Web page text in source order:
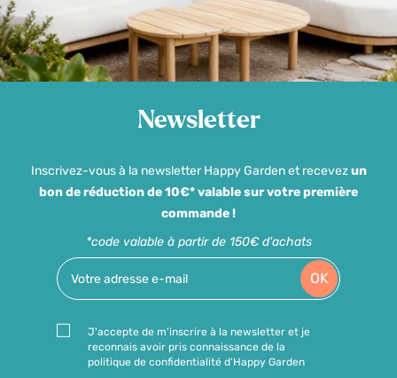
Newsletter
Inscrivez-vous à la newsletter Happy Garden et recevezun
bon de réduction de 10€* valable sur votre première
commande !
*code valable à partir de 150€ d'achats
OK
J'accepte de m'inscrire à la newsletter et je
reconnais avoir pris connaissance de la
politique de confidentialité d'Happy Garden